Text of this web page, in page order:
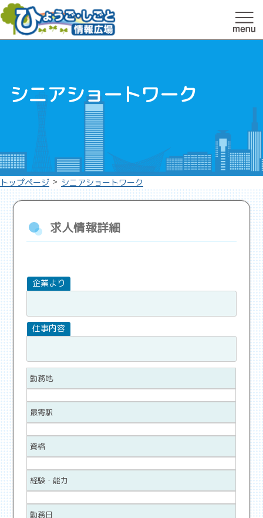
シニアショートワーク
トップページ > シニアショートワーク
求人情報詳細
勤務地
最寄駅
資格
経験・能力
勤務日